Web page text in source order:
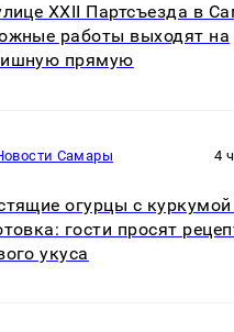
XXII Партсъезда в
работы выходят на
прямую
Самары 4
огурцы с куркумой
гости просят
укуса